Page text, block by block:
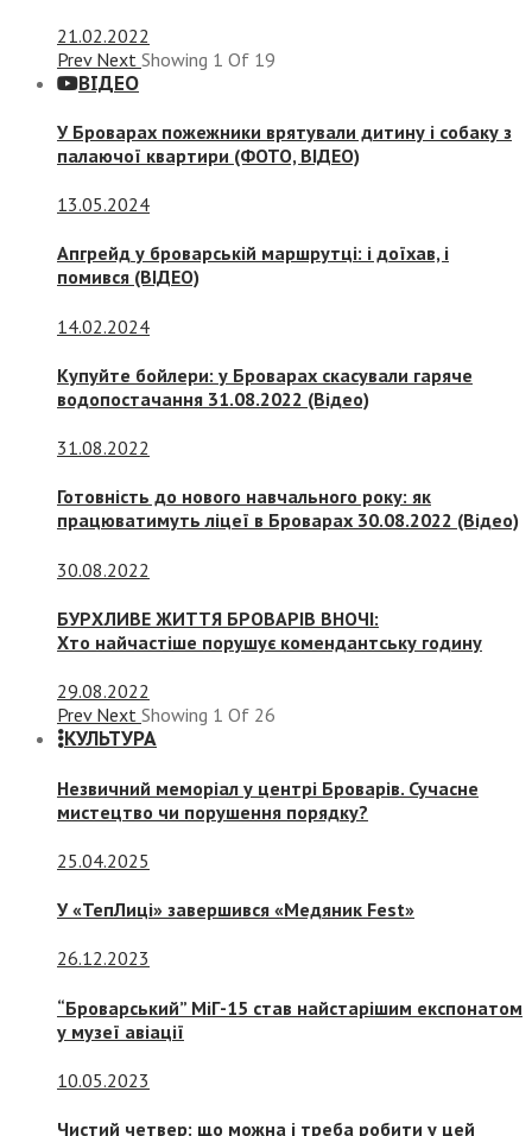
21.02.2022
Prev Next Showing 1 Of 19
ВІДЕО
У Броварах пожежники врятували дитину і собаку з
палаючої квартири (ФОТО, ВІДЕО)
13.05.2024
Апгрейд у броварській маршрутці: і доїхав, і
помився (ВІДЕО)
14.02.2024
Купуйте бойлери: у Броварах скасували гаряче
водопостачання 31.08.2022 (Відео)
31.08.2022
Готовність до нового навчального року: як
працюватимуть ліцеї в Броварах 30.08.2022 (Відео)
30.08.2022
БУРХЛИВЕ ЖИТТЯ БРОВАРІВ ВНОЧІ:
Хто найчастіше порушує комендантську годину
29.08.2022
Prev Next Showing 1 Of 26
КУЛЬТУРА
Незвичний меморіал у центрі Броварів. Сучасне
мистецтво чи порушення порядку?
25.04.2025
У «ТепЛиці» завершився «Медяник Fest»
26.12.2023
“Броварський” МіГ-15 став найстарішим експонатом
у музеї авіації
10.05.2023
Чистий четвер: що можна і треба робити у цей